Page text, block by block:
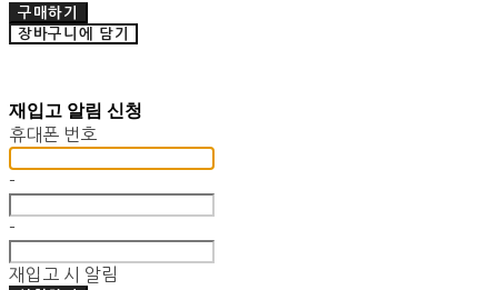
구매하기
장바구니에 담기
재입고 알림 신청
휴대폰 번호
-
-
재입고 시 알림